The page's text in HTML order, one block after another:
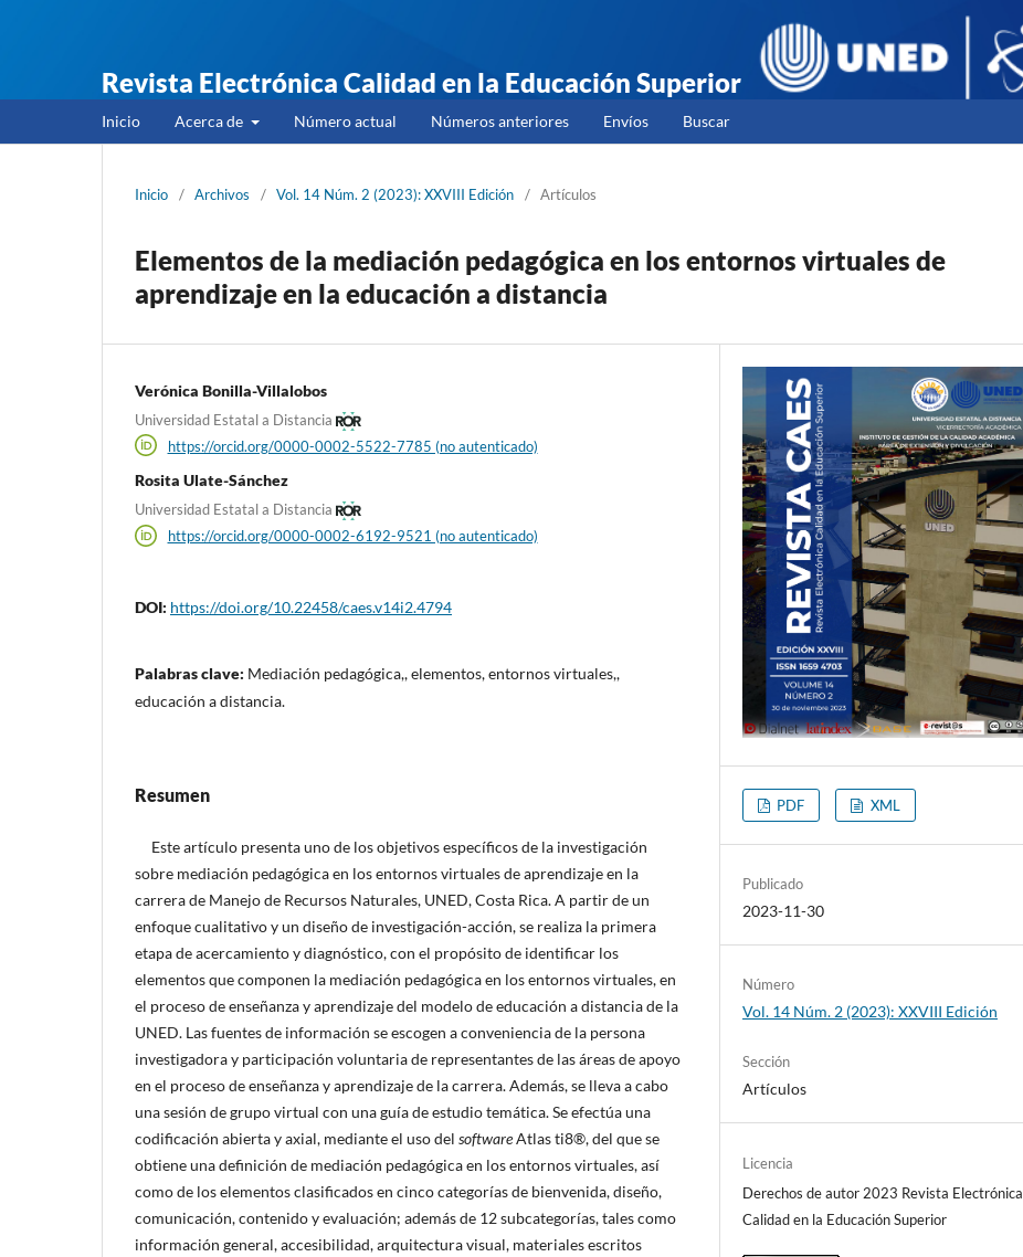
Revista Electrónica Calidad en la Educación Superior
Inicio Acerca de Número actual Números anteriores Envíos Buscar
Inicio / Archivos / Vol. 14 Núm. 2 (2023): XXVIII Edición / Artículos
Elementos de la mediación pedagógica en los entornos virtuales de
aprendizaje en la educación a distancia
Verónica Bonilla-Villalobos
Universidad Estatal a Distancia
https://orcid.org/0000-0002-5522-7785 (no autenticado)
Rosita Ulate-Sánchez
Universidad Estatal a Distancia
https://orcid.org/0000-0002-6192-9521 (no autenticado)
DOI: https://doi.org/10.22458/caes.v14i2.4794
Palabras clave: Mediación pedagógica,, elementos, entornos virtuales,,
educación a distancia.
Resumen
Este artículo presenta uno de los objetivos específicos de la investigación
sobre mediación pedagógica en los entornos virtuales de aprendizaje en la
carrera de Manejo de Recursos Naturales, UNED, Costa Rica. A partir de un
enfoque cualitativo y un diseño de investigación-acción, se realiza la primera
etapa de acercamiento y diagnóstico, con el propósito de identificar los
elementos que componen la mediación pedagógica en los entornos virtuales, en
el proceso de enseñanza y aprendizaje del modelo de educación a distancia de la
UNED. Las fuentes de información se escogen a conveniencia de la persona
investigadora y participación voluntaria de representantes de las áreas de apoyo
en el proceso de enseñanza y aprendizaje de la carrera. Además, se lleva a cabo
una sesión de grupo virtual con una guía de estudio temática. Se efectúa una
codificación abierta y axial, mediante el uso del softwareAtlas ti8®, del que se
obtiene una definición de mediación pedagógica en los entornos virtuales, así
como de los elementos clasificados en cinco categorías de bienvenida, diseño,
comunicación, contenido y evaluación; además de 12 subcategorías, tales como
información general, accesibilidad, arquitectura visual, materiales escritos
PDF XML
Publicado
2023-11-30
Número
Vol. 14 Núm. 2 (2023): XXVIII Edición
Sección
Artículos
Licencia
Derechos de autor 2023 Revista Electrónica
Calidad en la Educación Superior